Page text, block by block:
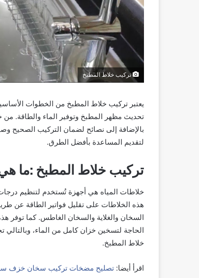
تركيب خلاط المطبخ
يعتبر تركيب خلاط المطبخ من الخطوات
تحديث مظهر المطبخ وتوفير الماء والطاقة.
بالإضافة إلى نصائح لضمان التركيب
لتقديم المساعدة بأفضل الطرق.
تركيب خلاط المطبخ :ما
خلاطات المياه هي أجهزة تُستخدم لتنظيم
هذه الخلاطات على تقليل فواتير الطاقة عن
السخان والغلاية والسخان الغاطس. كما توفر
الحاجة لتسخين خزان كامل من الماء،
خلاط المطبخ.
اقرأ أيضا: تصليح مضخات تركيب سخان خزف